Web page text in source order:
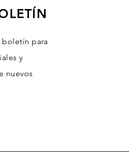
boletín para
y
nuevos